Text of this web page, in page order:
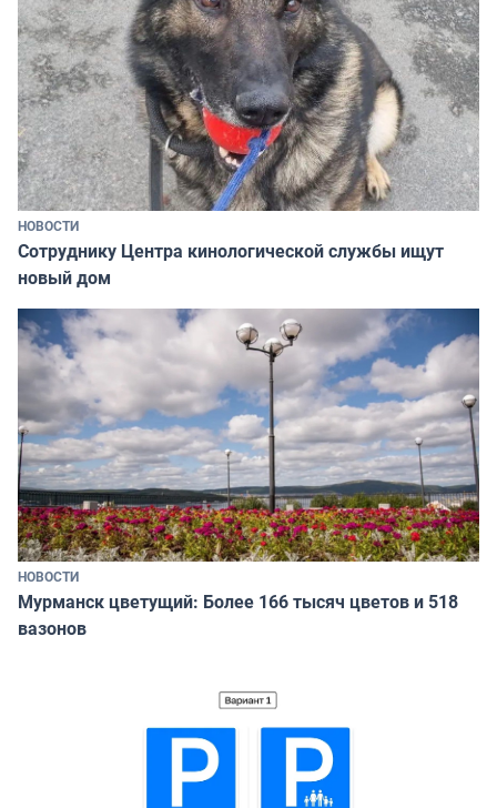
НОВОСТИ
Сотруднику Центра кинологической службы ищут
новый дом
НОВОСТИ
Мурманск цветущий: Более 166 тысяч цветов и 518
вазонов